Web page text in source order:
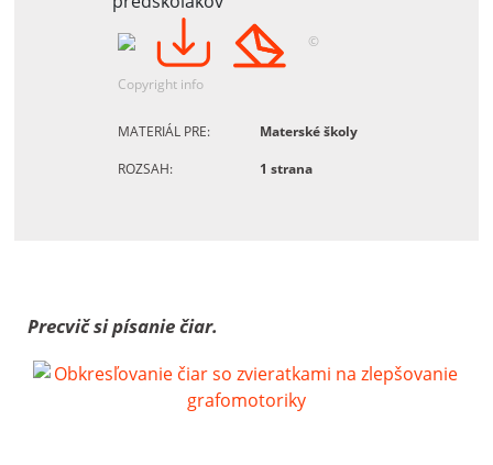
©
Copyright info
MATERIÁL PRE:
Materské školy
ROZSAH:
1 strana
Precvič si písanie čiar.